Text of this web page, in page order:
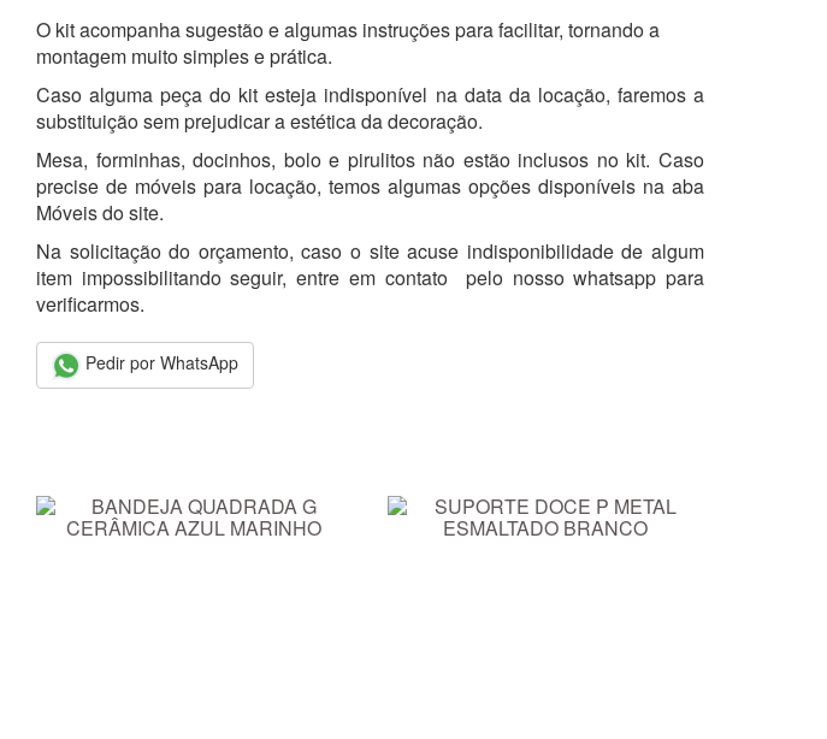
O kit acompanha sugestão e algumas instruções para facilitar, tornando a
montagem muito simples e prática.
Caso alguma peça do kit esteja indisponível na data da locação, faremos a
substituição sem prejudicar a estética da decoração.
Mesa, forminhas, docinhos, bolo e pirulitos não estão inclusos no kit. Caso
precise de móveis para locação, temos algumas opções disponíveis na aba
Móveis do site.
Na solicitação do orçamento, caso o site acuse indisponibilidade de algum
item impossibilitando seguir, entre em contato pelo nosso whatsapp para
verificarmos.
Pedir por WhatsApp